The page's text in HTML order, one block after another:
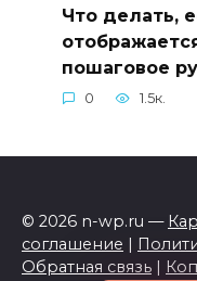
Что делать,
пошаговое
0 1.5к.
© 2026 n-wp.ru —
соглашение |
Обратная связь |